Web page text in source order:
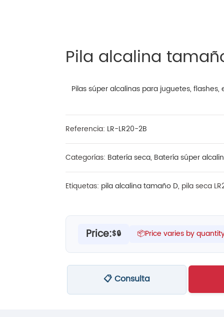
Pila alcalina
Pilas súper alcalinas para juguetes, flashes,
Referencia: LR-LR20-2B
Categorías: Batería seca, Batería súper
Etiquetas: pila alcalina tamaño D, pila seca
Price:$🔒 📦Price varies by
📋 Consulta